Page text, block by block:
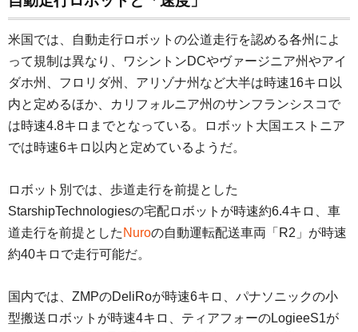
米国では、自動走行ロボットの公道走行を認める各州によ
って規制は異なり、ワシントンDCやヴァージニア州やアイ
ダホ州、フロリダ州、アリゾナ州など大半は時速16キロ以
内と定めるほか、カリフォルニア州のサンフランシスコで
は時速4.8キロまでとなっている。ロボット大国エストニア
では時速6キロ以内と定めているようだ。
ロボット別では、歩道走行を前提とした
StarshipTechnologiesの宅配ロボットが時速約6.4キロ、車
道走行を前提とした Nuroの自動運転配送車両「R2」が時速
約40キロで走行可能だ。
国内では、ZMPのDeliRoが時速6キロ、パナソニックの小
型搬送ロボットが時速4キロ、ティアフォーのLogieeS1が